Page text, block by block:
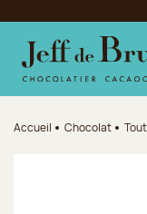
Aller au contenu
Aller au pied de page
Accueil Chocolat